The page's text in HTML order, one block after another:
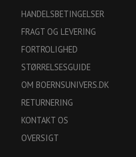
HANDELSBETINGELSER
FRAGT OG LEVERING
FORTROLIGHED
STØRRELSESGUIDE
OM BOERNSUNIVERS.DK
RETURNERING
KONTAKT OS
OVERSIGT